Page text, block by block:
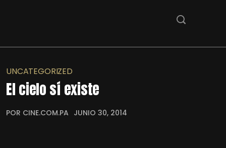
UNCATEGORIZED
El cielo sí existe
POR CINE.COM.PA JUNIO 30, 2014